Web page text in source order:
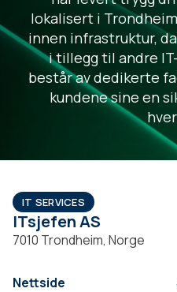
lokalisert i
innen infrastruktur,
i tillegg til andre
består av dedikerte
kundene sine en
IT SERVICES
ITsjefen AS
7010 Trondheim, Norge
Nettside